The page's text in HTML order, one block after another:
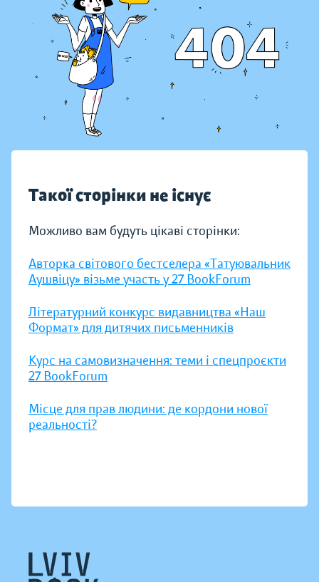
Такої сторінки не існує
Можливо вам будуть цікаві сторінки:
Авторка світового бестселера «Татуювальник
Аушвіцу» візьме участь у 27 BookForum
Літературний конкурс видавництва «Наш
Формат» для дитячих письменників
Курс на самовизначення: теми і спецпроєкти
27 BookForum
Місце для прав людини: де кордони нової
реальності?